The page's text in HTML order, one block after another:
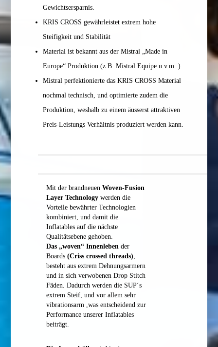
Gewichtsersparnis.
KRIS CROSS gewährleistet extrem hohe
Steifigkeit und Stabilität
Material ist bekannt aus der Mistral „Made in
Europe“ Produktion (z.B. Mistral Equipe u.v.m..)
Mistral perfektionierte das KRIS CROSS Material
nochmal technisch, und optimierte zudem die
Produktion, weshalb zu einem äusserst attraktiven
Preis-Leistungs Verhältnis produziert werden kann.
Mit der brandneuen Woven-Fusion
Layer Technologywerden die
Vorteile bewährter Technologien
kombiniert, und damit die
Inflatables auf die nächste
Qualitätsebene gehoben.
Das „woven“ Innenlebender
Boards (Criss crossed threads),
besteht aus extrem Dehnungsarmern
und in sich verwobenen Drop Stitch
Fäden. Dadurch werden die SUP‘s
extrem Steif, und vor allem sehr
vibrationsarm ,was entscheidend zur
Performance unserer Inflatables
beiträgt.